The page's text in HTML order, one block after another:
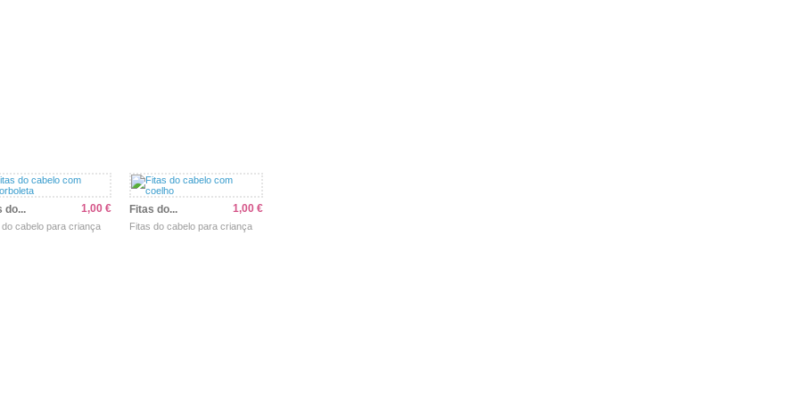
do... 1,00 €
do cabelo para criança
Fitas do... 1,00 €
Fitas do cabelo para criança